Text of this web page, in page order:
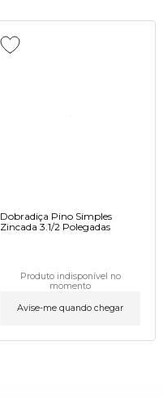
Dobradiça Pino Simples
Zincada 3.1/2 Polegadas
Produto indisponível no
momento
Avise-me quando chegar